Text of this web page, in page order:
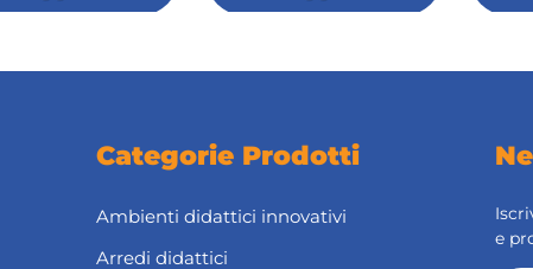
Categorie Prodotti
Ambienti didattici innovativi
Arredi didattici
e